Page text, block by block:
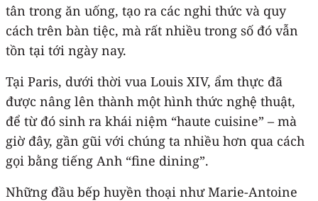
tân trong ăn uống, tạo ra các nghi thức và quy
cách trên bàn tiệc, mà rất nhiều trong số đó vẫn
tồn tại tới ngày nay.
Tại Paris, dưới thời vua Louis XIV, ẩm thực đã
được nâng lên thành một hình thức nghệ thuật,
để từ đó sinh ra khái niệm “haute cuisine” – mà
giờ đây, gần gũi với chúng ta nhiều hơn qua cách
gọi bằng tiếng Anh “fine dining”.
Những đầu bếp huyền thoại như Marie-Antoine